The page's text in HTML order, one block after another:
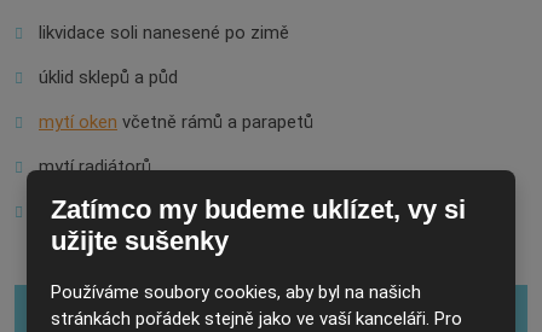
likvidace soli nanesené po zimě
úklid sklepů a půd
mytí oken včetně rámů a parapetů
mytí radiátorů
čištění žaluzií atd.
Zatímco my budeme uklízet, vy si
užijte sušenky
Používáme soubory cookies, aby byl na našich
stránkách pořádek stejně jako ve vaší kanceláři. Pro